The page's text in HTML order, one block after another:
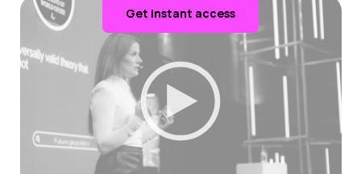
Get instant access